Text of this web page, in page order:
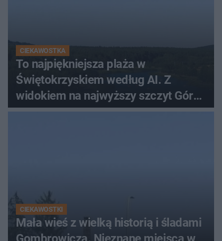
CIEKAWOSTKA
To najpiękniejsza plaża w
Świętokrzyskiem według AI. Z
widokiem na najwyższy szczyt Gór
Świętokrzyskich
CIEKAWOSTKI
Mała wieś z wielką historią i śladami